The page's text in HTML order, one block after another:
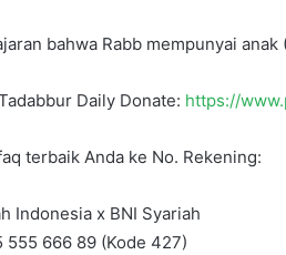
bahwa Rabb mempunyai anak
Daily Donate: https://
terbaik Anda ke No. Rekening:
Indonesia x BNI Syariah
555 666 89 (Kode 427)